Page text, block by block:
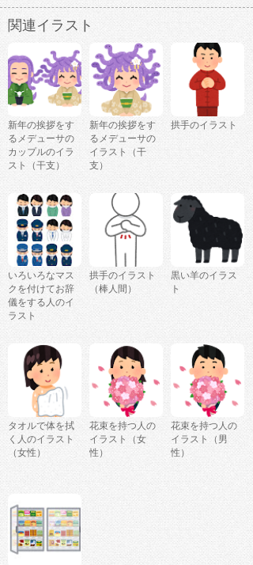
関連イラスト
新年の挨拶をす
るメデューサの
カップルのイラ
スト（干支）
新年の挨拶をす
るメデューサの
イラスト（干
支）
拱手のイラスト
いろいろなマス
クを付けてお辞
儀をする人のイ
ラスト
拱手のイラスト
（棒人間）
黒い羊のイラス
ト
タオルで体を拭
く人のイラスト
（女性）
花束を持つ人の
イラスト（女
性）
花束を持つ人の
イラスト（男
性）